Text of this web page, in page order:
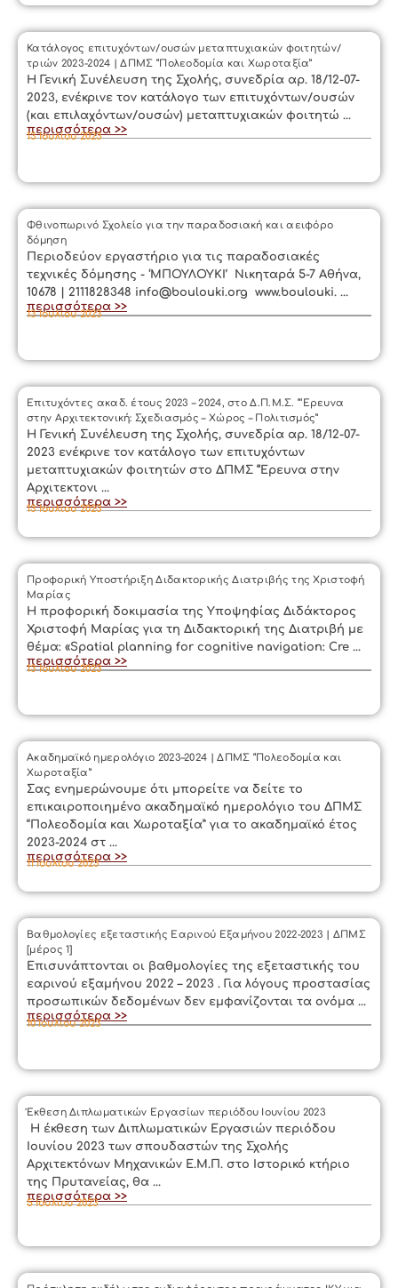
Κατάλογος επιτυχόντων/ουσών μεταπτυχιακών φοιτητών/
τριών 2023-2024 | ΔΠΜΣ “Πολεοδομία και Χωροταξία”
Η Γενική Συνέλευση της Σχολής, συνεδρία αρ. 18/12-07-
2023, ενέκρινε τον κατάλογο των επιτυχόντων/ουσών
(και επιλαχόντων/ουσών) μεταπτυχιακών φοιτητώ ...
περισσότερα >>
13 Ιουλίου 2023
Φθινοπωρινό Σχολείο για την παραδοσιακή και αειφόρο
δόμηση
Περιοδεύον εργαστήριο για τις παραδοσιακές
τεχνικές δόμησης - ‘ΜΠΟΥΛΟΥΚΙ’ Νικηταρά 5-7 Αθήνα,
10678 | 2111828348 info@boulouki.org www.boulouki. ...
περισσότερα >>
13 Ιουλίου 2023
Επιτυχόντες ακαδ. έτους 2023 – 2024, στο Δ.Π.Μ.Σ. “‘Ερευνα
στην Αρχιτεκτονική: Σχεδιασμός – Χώρος – Πολιτισμός”
Η Γενική Συνέλευση της Σχολής, συνεδρία αρ. 18/12-07-
2023 ενέκρινε τον κατάλογο των επιτυχόντων
μεταπτυχιακών φοιτητών στο ΔΠΜΣ “Έρευνα στην
Αρχιτεκτονι ...
περισσότερα >>
13 Ιουλίου 2023
Προφορική Υποστήριξη Διδακτορικής Διατριβής της Χριστοφή
Μαρίας
Η προφορική δοκιμασία της Υποψηφίας Διδάκτορος
Χριστοφή Μαρίας για τη Διδακτορική της Διατριβή με
θέμα: «Spatial planning for cognitive navigation: Cre ...
περισσότερα >>
13 Ιουλίου 2023
Ακαδημαϊκό ημερολόγιο 2023–2024 | ΔΠΜΣ “Πολεοδομία και
Χωροταξία”
Σας ενημερώνουμε ότι μπορείτε να δείτε το
επικαιροποιημένο ακαδημαϊκό ημερολόγιο του ΔΠΜΣ
“Πολεοδομία και Χωροταξία” για το ακαδημαϊκό έτος
2023-2024 στ ...
περισσότερα >>
11 Ιουλίου 2023
Βαθμολογίες εξεταστικής Εαρινού Εξαμήνου 2022-2023 | ΔΠΜΣ
[μέρος 1]
Επισυνάπτονται οι βαθμολογίες της εξεταστικής του
εαρινού εξαμήνου 2022 – 2023 . Για λόγους προστασίας
προσωπικών δεδομένων δεν εμφανίζονται τα ονόμα ...
περισσότερα >>
10 Ιουλίου 2023
Έκθεση Διπλωματικών Εργασίων περιόδου Ιουνίου 2023
Η έκθεση των Διπλωματικών Εργασιών περιόδου
Ιουνίου 2023 των σπουδαστών της Σχολής
Αρχιτεκτόνων Μηχανικών Ε.Μ.Π. στο Ιστορικό κτήριο
της Πρυτανείας, θα ...
περισσότερα >>
5 Ιουλίου 2023